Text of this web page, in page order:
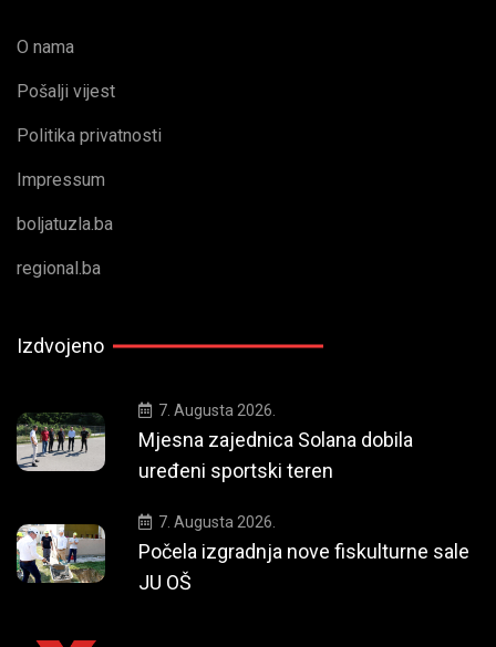
O nama
Pošalji vijest
Politika privatnosti
Impressum
boljatuzla.ba
regional.ba
Izdvojeno
7. Augusta 2026.
Mjesna zajednica Solana dobila
uređeni sportski teren
7. Augusta 2026.
Počela izgradnja nove fiskulturne sale
JU OŠ